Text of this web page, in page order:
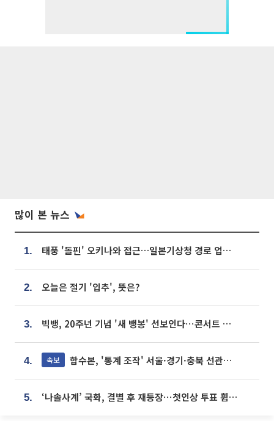
많이 본 뉴스
1. 태풍 '돌핀' 오키나와 접근…일본기상청 경로 업데이트
2. 오늘은 절기 '입추', 뜻은?
3. 빅뱅, 20주년 기념 '새 뱅봉' 선보인다⋯콘서트 앞두고 팝업 개최
4. 속보 합수본, '통계 조작' 서울·경기·충북 선관위 등 추가 압수수색
5. ‘나솔사계’ 국화, 결별 후 재등장⋯첫인상 투표 휩쓸고 ‘인기녀’ 등극